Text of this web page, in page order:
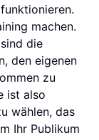
machen.
die
den eigenen
zu
ist also
wählen, das
Ihr Publikum